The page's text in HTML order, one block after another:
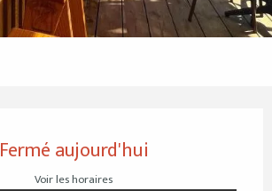
Fermé aujourd'hui
Voir les horaires